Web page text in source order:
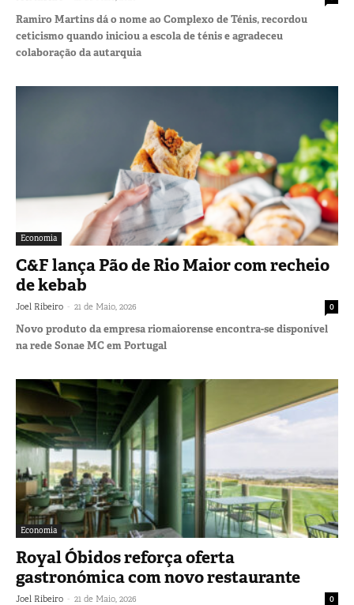
Ramiro Martins dá o nome ao Complexo de Ténis, recordou
ceticismo quando iniciou a escola de ténis e agradeceu
colaboração da autarquia
Economia
C&F lança Pão de Rio Maior com recheio
de kebab
Joel Ribeiro - 21 de Maio, 2026 0
Novo produto da empresa riomaiorense encontra-se disponível
na rede Sonae MC em Portugal
Economia
Royal Óbidos reforça oferta
gastronómica com novo restaurante
Joel Ribeiro - 21 de Maio, 2026 0